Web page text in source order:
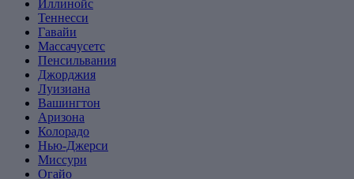
Иллинойс
Теннесси
Гавайи
Массачусетс
Пенсильвания
Джорджия
Луизиана
Вашингтон
Аризона
Колорадо
Нью-Джерси
Миссури
Огайо